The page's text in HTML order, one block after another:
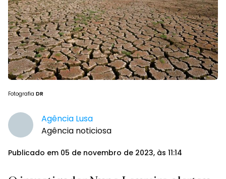
Fotografia DR
Agência Lusa
Agência noticiosa
Publicado em 05 de novembro de 2023, às 11:14